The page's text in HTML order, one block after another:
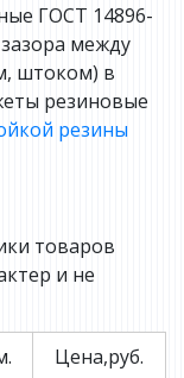
ГОСТ 14896-
между
штоком) в
резиновые
резины
товаров
и не
Цена,руб.